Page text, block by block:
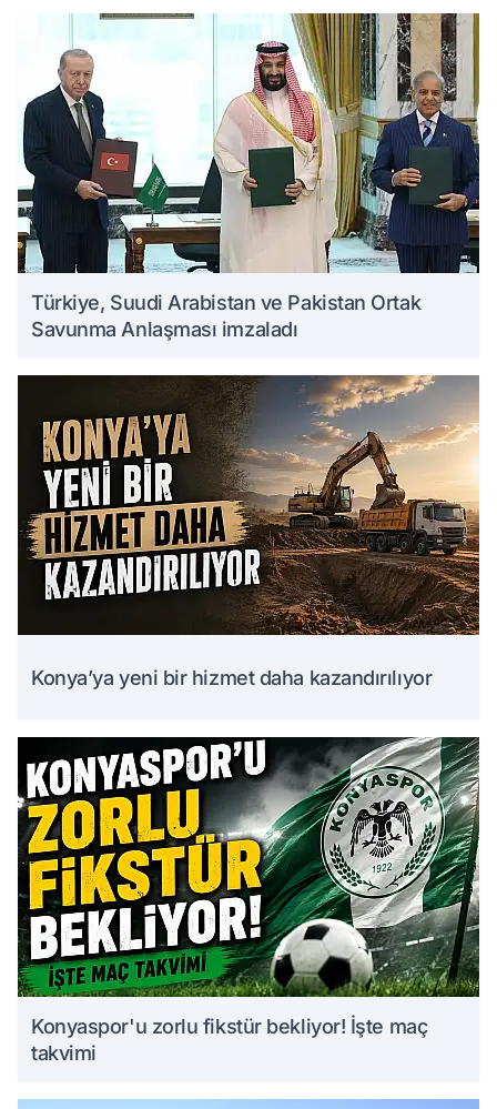
Türkiye, Suudi Arabistan ve Pakistan Ortak
Savunma Anlaşması imzaladı
Konya’ya yeni bir hizmet daha kazandırılıyor
Konyaspor'u zorlu fikstür bekliyor! İşte maç
takvimi